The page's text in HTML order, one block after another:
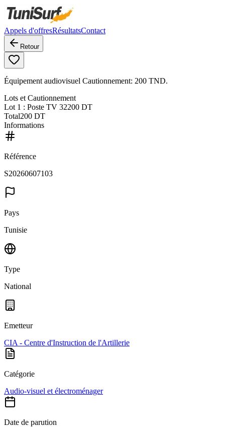
Appels d'offresRésultatsContact
Retour
Équipement audiovisuel Cautionnement: 200 TND.
Lots et Cautionnement
Lot 1 : Poste TV 32200 DT
Total200 DT
Informations
Référence
S20260607103
Pays
Tunisie
Type
National
Emetteur
CIA - Centre d'Instruction de l'Artillerie
Catégorie
Audio-visuel et électroménager
Date de parution